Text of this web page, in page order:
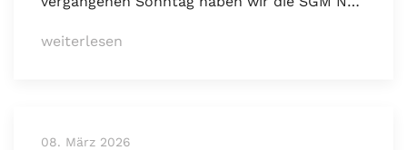
weiterlesen
08. März 2026